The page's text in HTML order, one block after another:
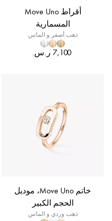
أقراط Move Uno
المسمارية
ذهب أصفر و الماس
‏7,100 ر.س.‏
خاتم Move Uno، موديل
الحجم الكبير
ذهب وردي و الماس